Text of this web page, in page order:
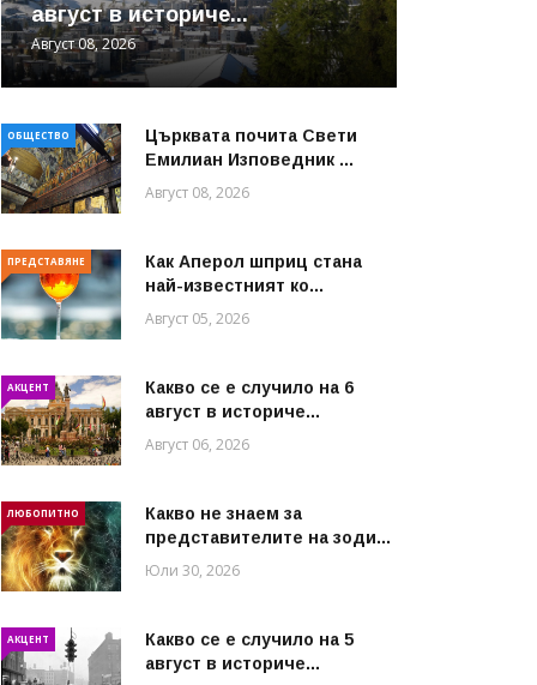
август в историче...
Август 08, 2026
ОБЩЕСТВО
Църквата почита Свeти
Емилиан Изповедник ...
Август 08, 2026
ПРЕДСТАВЯНЕ
Как Аперол шприц стана
най-известният ко...
Август 05, 2026
АКЦЕНТ
Какво се е случило на 6
август в историче...
Август 06, 2026
ЛЮБОПИТНО
Какво не знаем за
представителите на зоди...
Юли 30, 2026
АКЦЕНТ
Какво се е случило на 5
август в историче...